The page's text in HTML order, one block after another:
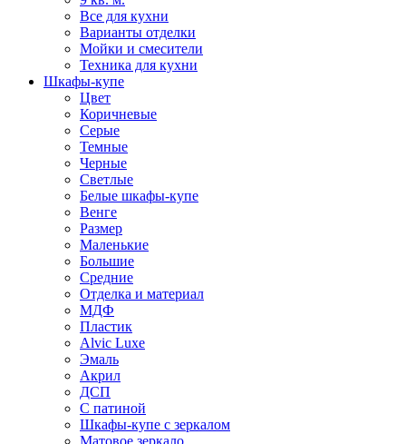
Все для кухни
Варианты отделки
Мойки и смесители
Техника для кухни
Шкафы-купе
Цвет
Коричневые
Серые
Темные
Черные
Светлые
Белые шкафы-купе
Венге
Размер
Маленькие
Большие
Средние
Отделка и материал
МДФ
Пластик
Alvic Luxe
Эмаль
Акрил
ДСП
С патиной
Шкафы-купе с зеркалом
Матовое зеркало